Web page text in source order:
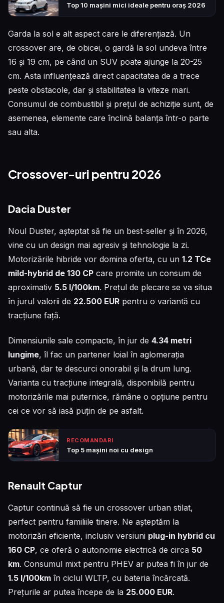
Top 10 mașini mici ideale pentru oraș 2026
Garda la sol e alt aspect care le diferențiază. Un
crossover are, de obicei, o gardă la sol undeva între
16 și 19 cm, pe când un SUV poate ajunge la 20-25
cm. Asta influențează direct capacitatea de a trece
peste obstacole, dar și stabilitatea la viteze mari.
Consumul de combustibil și prețul de achiziție sunt, de
asemenea, elemente care înclină balanța într-o parte
sau alta.
Crossover-uri pentru 2026
Dacia Duster
Noul Duster, așteptat să fie un best-seller și în 2026,
vine cu un design mai agresiv și tehnologie la zi.
Motorizările hibride vor domina oferta, cu un 1.2 TCe
mild-hybrid de 130 CP care promite un consum de
aproximativ 5.5 l/100km. Prețul de plecare se va situa
în jurul valorii de 22.500 EUR pentru o variantă cu
tracțiune față.
Dimensiunile sale compacte, în jur de 4.34 metri
lungime, îl fac un partener loial în aglomerația
urbană, dar te descurci onorabil și la drum lung.
Varianta cu tracțiune integrală, disponibilă pentru
motorizările mai puternice, rămâne o opțiune pentru
cei ce vor să iasă puțin de pe asfalt.
RECOMANDARI
Top 5 mașini noi cu design
Renault Captur
Captur continuă să fie un crossover urban stilat,
perfect pentru familiile tinere. Ne așteptăm la
motorizări eficiente, inclusiv versiuni plug-in hybrid cu
160 CP, ce oferă o autonomie electrică de circa 50
km. Consumul mixt pentru PHEV ar putea fi în jur de
1.5 l/100km în ciclul WLTP, cu bateria încărcată.
Prețurile ar putea începe de la 25.000 EUR.